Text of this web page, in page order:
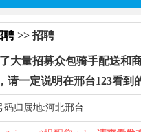
聘>> 招聘
大量招募众包骑手配送和
请一定说明在邢台123看到
码归属地:河北邢台